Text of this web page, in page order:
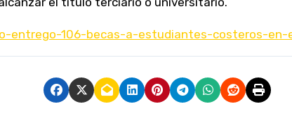
entrego-106-becas-a-estudiantes-costeros-